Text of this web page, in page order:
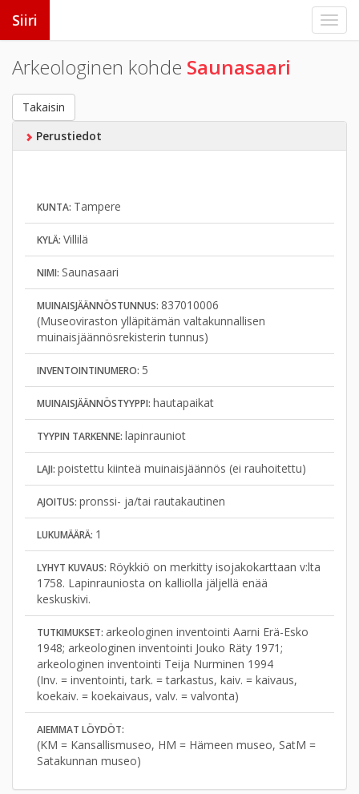
Siiri
Arkeologinen kohde Saunasaari
Takaisin
Perustiedot
KUNTA: Tampere
KYLÄ: Villilä
NIMI: Saunasaari
MUINAISJÄÄNNÖSTUNNUS: 837010006
(Museoviraston ylläpitämän valtakunnallisen
muinaisjäännösrekisterin tunnus)
INVENTOINTINUMERO: 5
MUINAISJÄÄNNÖSTYYPPI: hautapaikat
TYYPIN TARKENNE: lapinrauniot
LAJI: poistettu kiinteä muinaisjäännös (ei rauhoitettu)
AJOITUS: pronssi- ja/tai rautakautinen
LUKUMÄÄRÄ: 1
LYHYT KUVAUS: Röykkiö on merkitty isojakokarttaan v:lta
1758. Lapinrauniosta on kalliolla jäljellä enää
keskuskivi.
TUTKIMUKSET: arkeologinen inventointi Aarni Erä-Esko
1948; arkeologinen inventointi Jouko Räty 1971;
arkeologinen inventointi Teija Nurminen 1994
(Inv. = inventointi, tark. = tarkastus, kaiv. = kaivaus,
koekaiv. = koekaivaus, valv. = valvonta)
AIEMMAT LÖYDÖT:
(KM = Kansallismuseo, HM = Hämeen museo, SatM =
Satakunnan museo)